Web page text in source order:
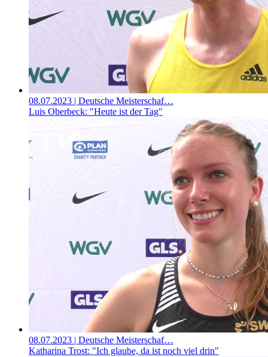
08.07.2023 | Deutsche Meisterschaf…
Luis Oberbeck: "Heute ist der Tag"
08.07.2023 | Deutsche Meisterschaf…
Katharina Trost: "Ich glaube, da ist noch viel drin"